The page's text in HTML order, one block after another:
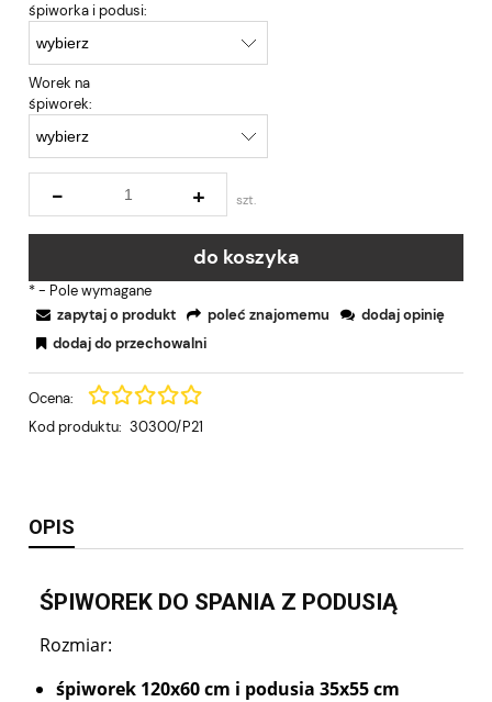
śpiworka i podusi:
Worek na
śpiworek:
- + szt.
do koszyka
*- Pole wymagane
Ocena:
Kod produktu: 30300/P21
zapytaj o produkt poleć znajomemu
dodaj opinię
dodaj do przechowalni
OPIS
ŚPIWOREK DO SPANIA Z PODUSIĄ
Rozmiar:
śpiworek 120x60 cm i podusia 35x55 cm